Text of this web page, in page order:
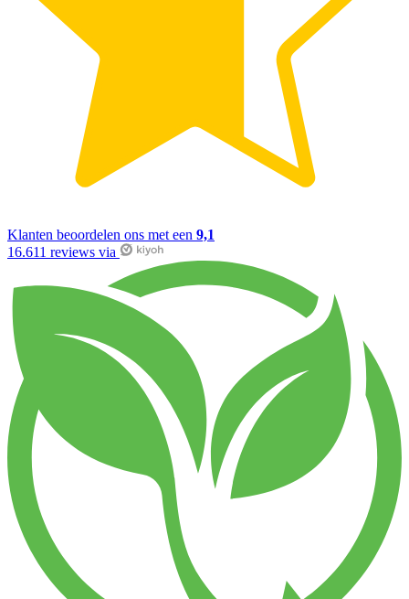
Klanten beoordelen ons met een 9,1
16.611 reviews via